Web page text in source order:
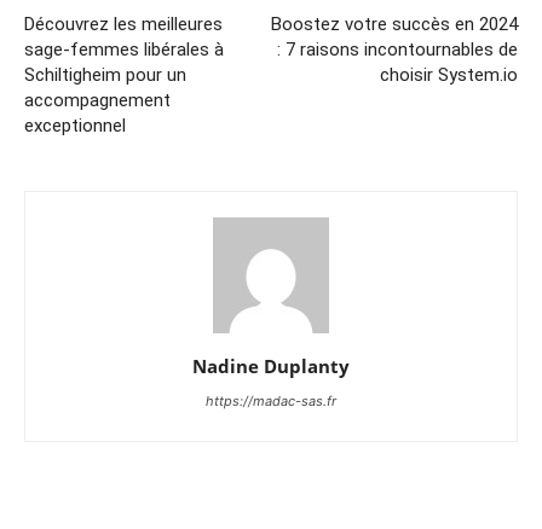
Découvrez les meilleures
sage-femmes libérales à
Schiltigheim pour un
accompagnement
exceptionnel
Boostez votre succès en 2024
: 7 raisons incontournables de
choisir System.io
Nadine Duplanty
https://madac-sas.fr